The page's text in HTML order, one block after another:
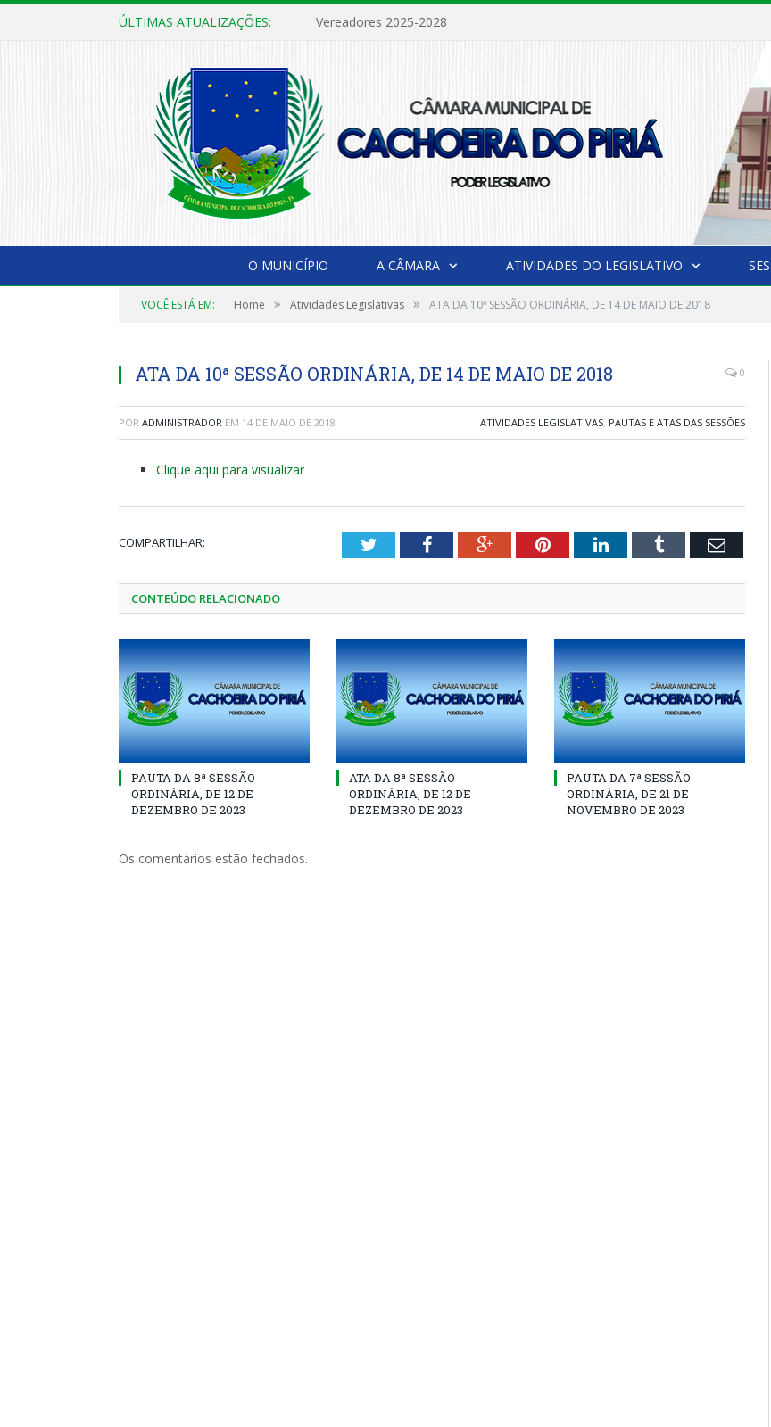
ÚLTIMAS ATUALIZAÇÕES: Vereadores 2025-2028
O MUNICÍPIO A CÂMARA ATIVIDADES DO LEGISLATIVO
VOCÊ ESTÁ EM: Home » Atividades Legislativas » ATA DA 10ª SESSÃO ORDINÁRIA, DE 14 DE MAIO DE 2018
ATA DA 10ª SESSÃO ORDINÁRIA, DE 14 DE MAIO DE 2018 0
POR ADMINISTRADOR EM 14 DE MAIO DE 2018 ATIVIDADES LEGISLATIVAS, PAUTAS E ATAS DAS SESSÕES
Clique aqui para visualizar
COMPARTILHAR: TwitterFacebookGoogle+PinterestLinkedInTumblr Email
CONTEÚDO RELACIONADO
PAUTA DA 8ª SESSÃO
ORDINÁRIA, DE 12 DE
DEZEMBRO DE 2023
ATA DA 8ª SESSÃO
ORDINÁRIA, DE 12 DE
DEZEMBRO DE 2023
PAUTA DA 7ª SESSÃO
ORDINÁRIA, DE 21 DE
NOVEMBRO DE 2023
Os comentários estão fechados.